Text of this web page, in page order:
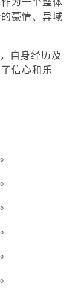
为一个整体
豪情、异域
自身经历及
信心和乐